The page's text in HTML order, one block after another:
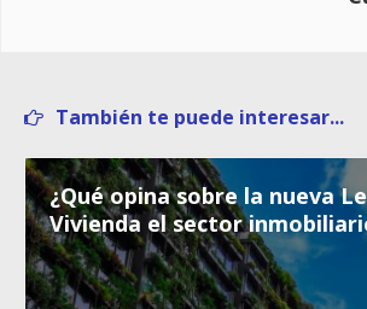
También te puede interesar...
¿Qué opina sobre la nueva
Vivienda el sector